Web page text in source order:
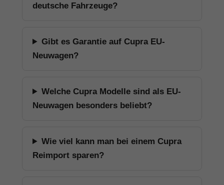
deutsche Fahrzeuge?
Gibt es Garantie auf Cupra EU-
Neuwagen?
Welche Cupra Modelle sind als EU-
Neuwagen besonders beliebt?
Wie viel kann man bei einem Cupra
Reimport sparen?